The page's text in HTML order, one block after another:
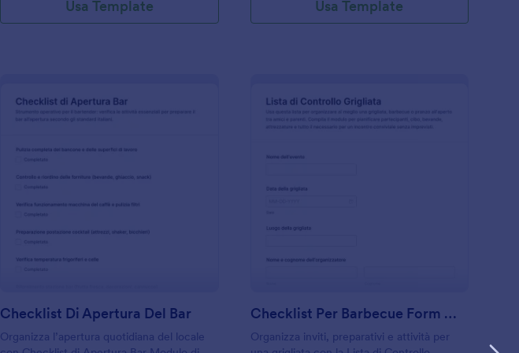
Usa Template Usa Template
Checklist Di Apertura Del Bar
Organizza l’apertura quotidiana del locale
Checklist Per Barbecue Form 🍖🔥
Organizza inviti, preparativi e attività per